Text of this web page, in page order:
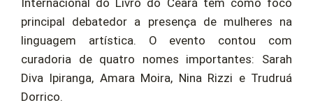
Internacional do Livro do Ceará tem como foco
principal debatedor a presença de mulheres na
linguagem artística. O evento contou com
curadoria de quatro nomes importantes: Sarah
Diva Ipiranga, Amara Moira, Nina Rizzi e Trudruá
Dorrico.